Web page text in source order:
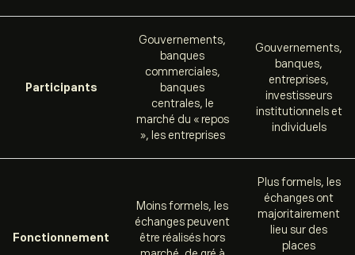
Participants
Gouvernements,
banques
commerciales,
banques
centrales, le
marché du «repos
», les entreprises
Gouvernements,
banques,
entreprises,
investisseurs
institutionnels et
individuels
Fonctionnement
Moins formels, les
échanges peuvent
être réalisés hors
Plus formels, les
échanges ont
majoritairement
lieu sur des
places